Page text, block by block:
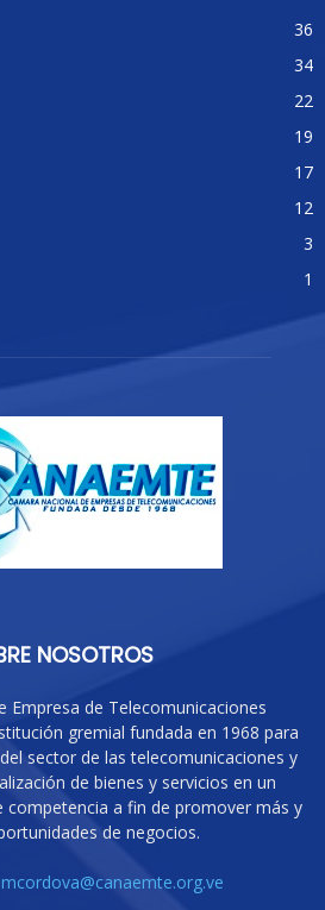
36
34
22
19
17
12
3
1
NOSOTROS
Empresa de Telecomunicaciones
gremial fundada en 1968 para
sector de las telecomunicaciones y
de bienes y servicios en un
competencia a fin de promover más y
de negocios.
mcordova@canaemte.org.ve